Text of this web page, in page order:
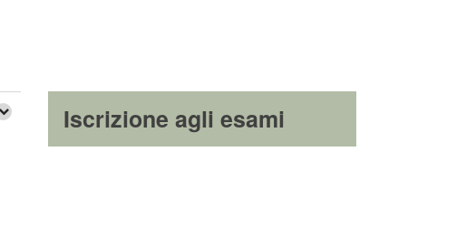
Iscrizione agli esami